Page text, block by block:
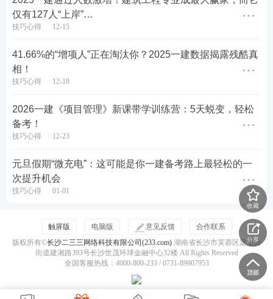
仅有127人“上岸”…
技巧心得 12-15
41.66%的“增项人”正在淘汰你？2025一建数据揭露残酷真
相！
技巧心得 12-18
2026一建《项目管理》新课带学训练营：5天蜕变，轻松
备考！
技巧心得 12-23
元旦假期“微充电”：这可能是你一建备考路上最轻松的一
次提升机会
技巧心得 01-01
收藏
分享
触屏版 电脑版 意见反馈
合作联系
版权所有©长沙二三三网络科技有限公司(233.com)湖南省长沙市芙蓉区定王台
街道建湘路393号长沙世茂环球金融中心32楼 All Rights Reserved
全国客服热线：4000-800-233 / 0731-89907953